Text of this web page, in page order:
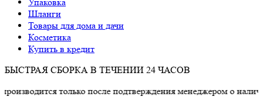
Шланги
Товары для дома и дачи
Косметика
Купить в кредит
БЫСТРАЯ СБОРКА В ТЕЧЕНИИ 24 ЧАСОВ
только после подтверждения менеджером о наличии